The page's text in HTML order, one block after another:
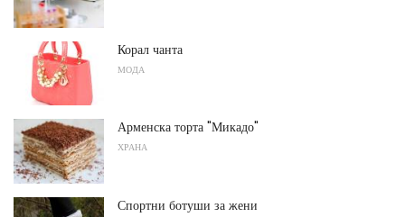
Корал чанта
МОДА
Арменска торта "Микадо"
ХРАНА
Спортни ботуши за жени